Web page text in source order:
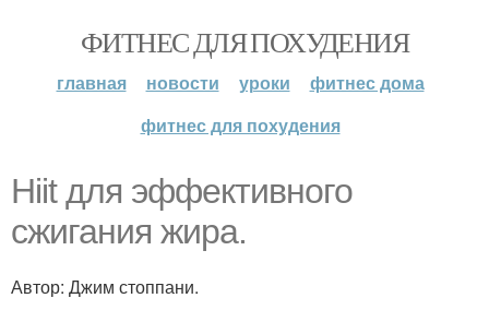
ФИТНЕС ДЛЯ ПОХУДЕНИЯ
главная новости уроки
фитнес дома
фитнес для похудения
Hiit для эффективного
сжигания жира.
Автор: Джим стоппани.